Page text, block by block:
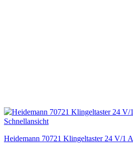
Schnellansicht
Heidemann 70721 Klingeltaster 24 V/1 A